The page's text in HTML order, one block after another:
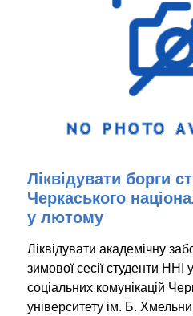
Ліквідувати борги
Черкаського
у лютому
Ліквідувати академічну
зимової сесії студенти ННІ
соціальних комунікацій
університету ім. Б.